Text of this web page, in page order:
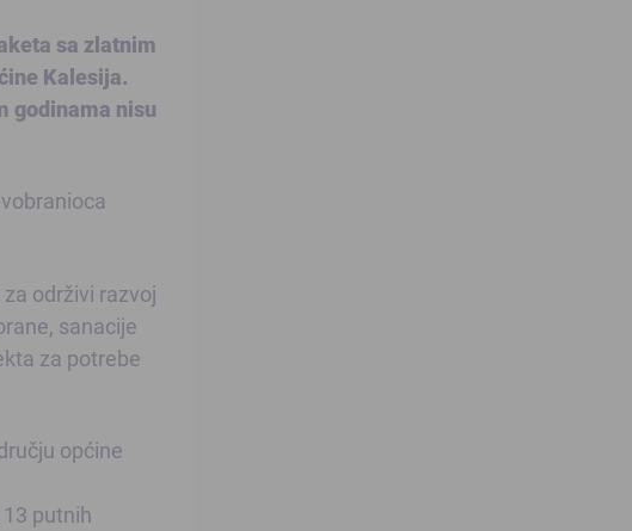
sa zlatnim
Kalesija.
godinama nisu
održivi razvoj
sanacije
za potrebe
općine
putnih